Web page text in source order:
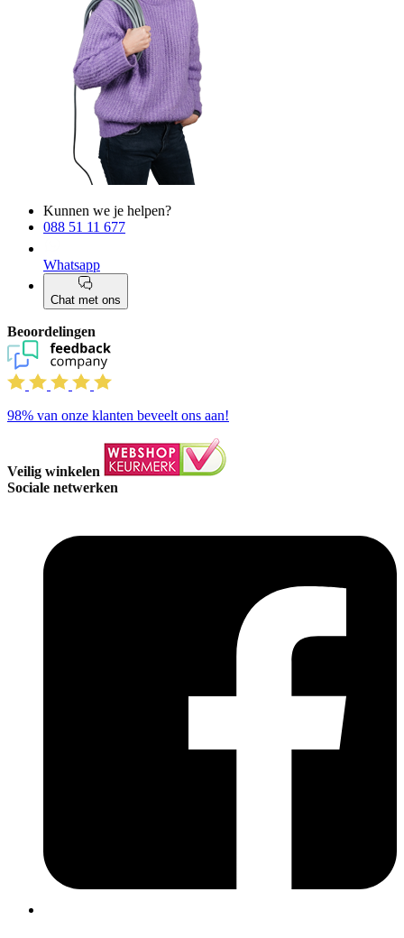
Kunnen we je helpen?
088 51 11 677
Whatsapp
Chat met ons
Beoordelingen
98% van onze klanten beveelt ons aan!
Veilig winkelen
Sociale netwerken